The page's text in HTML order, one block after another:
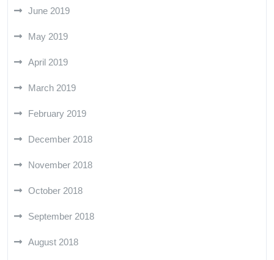
June 2019
May 2019
April 2019
March 2019
February 2019
December 2018
November 2018
October 2018
September 2018
August 2018